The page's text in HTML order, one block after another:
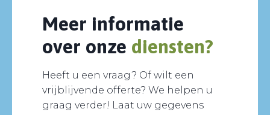
Meer informatie
over onze diensten?
Heeft u een vraag? Of wilt een
vrijblijvende offerte? We helpen u
graag verder! Laat uw gegevens